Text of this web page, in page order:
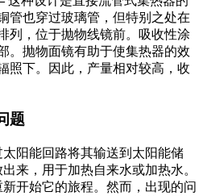
管也穿过玻璃管，但特别之处在
列，位于抛物线镜前。吸收性涂
。抛物面镜有助于使集热器的效
照下。因此，产量相对较高，收
题
阳能回路将其输送到太阳能储
来，用于加热自来水或加热水。
开始它的旅程。然而，出现的问